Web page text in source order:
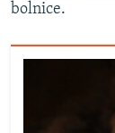
bolnice.